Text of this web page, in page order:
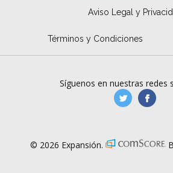
Aviso Legal y
Términos y Condiciones
Síguenos en nuestras redes
© 2026 Expansión.